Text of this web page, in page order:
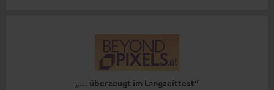
„… überzeugt im Langzeittest“